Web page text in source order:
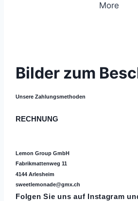
More
Bilder zum
Unsere Zahlungsmethoden
RECHNUNG
Lemon Group GmbH
Fabrikmattenweg 11
4144 Arlesheim
sweetlemonade@gmx.ch
Folgen Sie uns auf Instagram